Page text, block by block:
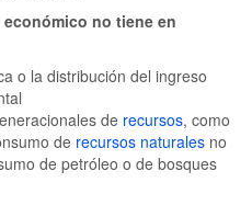
no tiene en
o la distribución del ingreso
de recursos, como
de recursos naturales no
de petróleo o de bosques